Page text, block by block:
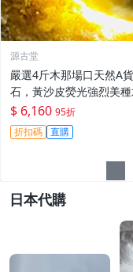
源古堂
嚴選4斤木那場口天然A
石，黃沙皮熒光強烈美種
鐲掛件料子，形體規整待
支持檢測未動皮殼，沙粒
細節私聊。 原石未動 皮
$ 6,160 95折
折扣碼 直購
日本代購